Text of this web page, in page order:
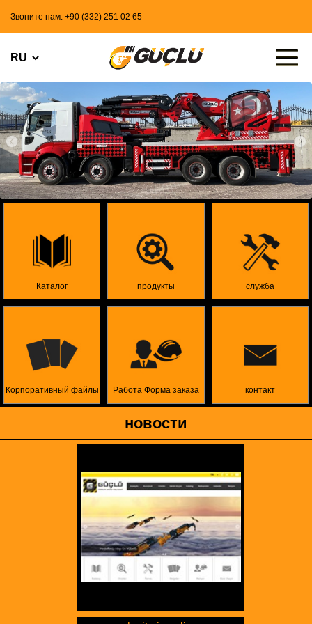
Звоните нам: +90 (332) 251 02 65
Каталог продукты служба
Корпоративный файлы Работа Форма заказа контакт
новости